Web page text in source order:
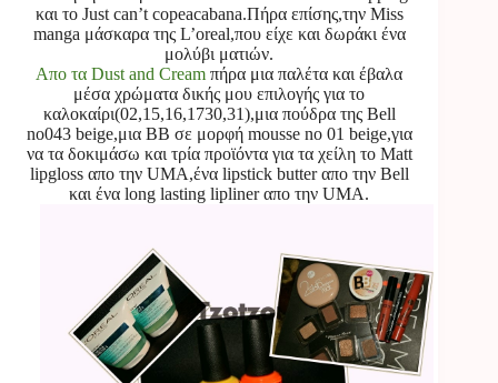
και το Just can’t copeacabana.Πήρα επίσης,την Miss
manga μάσκαρα της L’oreal,που είχε και δωράκι ένα
μολύβι ματιών.
Απο τα Dust and Creamπήρα μια παλέτα και έβαλα
μέσα χρώματα δικής μου επιλογής για το
καλοκαίρι(02,15,16,1730,31),μια πούδρα της Bell
no043 beige,μια ΒΒ σε μορφή mousse no 01 beige,για
να τα δοκιμάσω και τρία προϊόντα για τα χείλη το Matt
lipgloss απο την UMA,ένα lipstick butter απο την Bell
και ένα long lasting lipliner απο την UMA.